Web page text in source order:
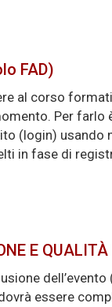
FAD)
al corso
Per
(login) usando
in fase di
E QUALITÀ
essere